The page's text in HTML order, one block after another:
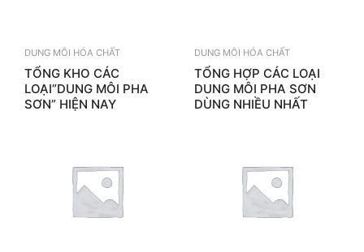
DUNG MÔI HÓA CHẤT
TỔNG KHO CÁC
LOẠI”DUNG MÔI PHA
SƠN” HIỆN NAY
DUNG MÔI HÓA CHẤT
TỔNG HỢP CÁC LOẠI
DUNG MÔI PHA SƠN
DÙNG NHIỀU NHẤT